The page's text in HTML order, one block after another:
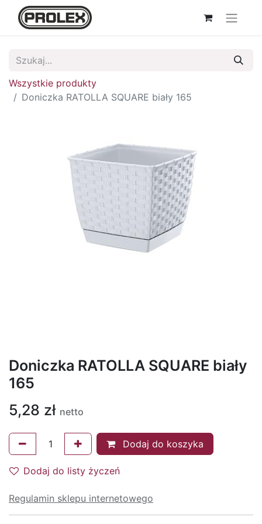
Wszystkie produkty
Doniczka RATOLLA SQUARE biały 165
Doniczka RATOLLA SQUARE biały
165
5,28 zł netto
Dodaj do koszyka
Dodaj do listy życzeń
Regulamin sklepu internetowego